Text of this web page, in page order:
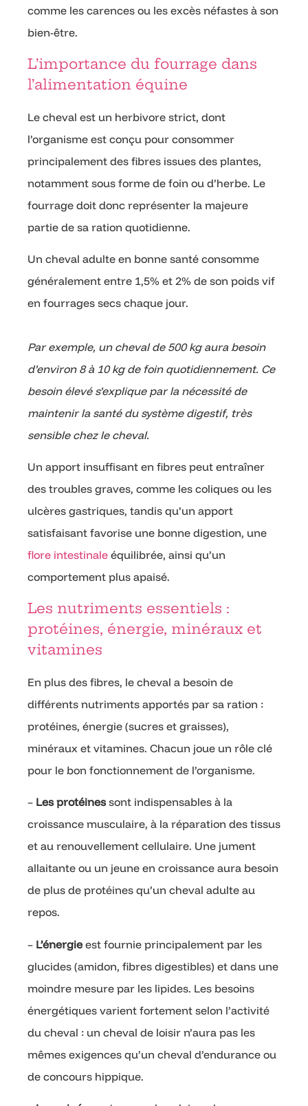
comme les carences ou les excès néfastes à son
bien-être.
L’importance du fourrage dans
l’alimentation équine
Le cheval est un herbivore strict, dont
l’organisme est conçu pour consommer
principalement des fibres issues des plantes,
notamment sous forme de foin ou d’herbe. Le
fourrage doit donc représenter la majeure
partie de sa ration quotidienne.
Un cheval adulte en bonne santé consomme
généralement entre 1,5% et 2% de son poids vif
en fourrages secs chaque jour.
Par exemple, un cheval de 500 kg aura besoin
d’environ 8 à 10 kg de foin quotidiennement. Ce
besoin élevé s’explique par la nécessité de
maintenir la santé du système digestif, très
sensible chez le cheval.
Un apport insuffisant en fibres peut entraîner
des troubles graves, comme les coliques ou les
ulcères gastriques, tandis qu’un apport
satisfaisant favorise une bonne digestion, une
flore intestinale équilibrée, ainsi qu’un
comportement plus apaisé.
Les nutriments essentiels :
protéines, énergie, minéraux et
vitamines
En plus des fibres, le cheval a besoin de
différents nutriments apportés par sa ration :
protéines, énergie (sucres et graisses),
minéraux et vitamines. Chacun joue un rôle clé
pour le bon fonctionnement de l’organisme.
– Les protéines sont indispensables à la
croissance musculaire, à la réparation des tissus
et au renouvellement cellulaire. Une jument
allaitante ou un jeune en croissance aura besoin
de plus de protéines qu’un cheval adulte au
repos.
– L’énergie est fournie principalement par les
glucides (amidon, fibres digestibles) et dans une
moindre mesure par les lipides. Les besoins
énergétiques varient fortement selon l’activité
du cheval : un cheval de loisir n’aura pas les
mêmes exigences qu’un cheval d’endurance ou
de concours hippique.